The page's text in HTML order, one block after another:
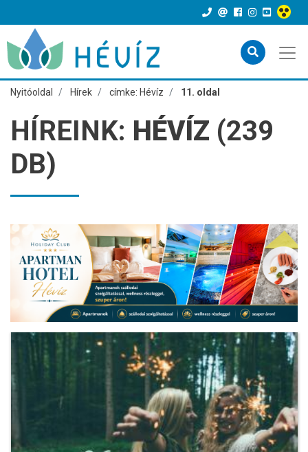
Nyitóoldal Hírek címke: Hévíz 11. oldal
HÍREINK: HÉVÍZ (239
DB)